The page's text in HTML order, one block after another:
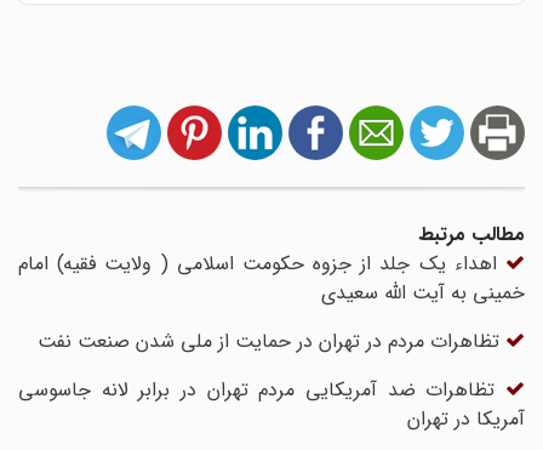
مطالب مرتبط
اهداء یک جلد از جزوه حکومت اسلامی ( ولایت فقیه) امام
خمینی به آیت الله سعیدی
تظاهرات مردم در تهران در حمایت از ملی شدن صنعت نفت
تظاهرات ضد آمریکایی مردم تهران در برابر لانه جاسوسی
آمریکا در تهران